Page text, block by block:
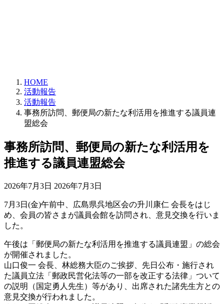
HOME
活動報告
活動報告
事務所訪問、郵便局の新たな利活用を推進する議員連
盟総会
事務所訪問、郵便局の新たな利活用を
推進する議員連盟総会
2026年7月3日 最
更
新
:
2026年7月3日
7月3日(金)午前中、広島県呉地区会の升川康仁 会長をはじ
め、会員の皆さまが議員会館を訪問され、意見交換を行いま
した。
午後は「郵便局の新たな利活用を推進する議員連盟」の総会
が開催されました。
山口俊一 会長、林総務大臣のご挨拶、先日公布・施行され
た議員立法「郵政民営化法等の一部を改正する法律」ついて
の説明（国定勇人先生）等があり、出席された諸先生方との
意見交換が行われました。